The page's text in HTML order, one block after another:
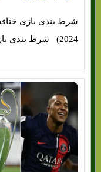
2024) شرط بندی بازی ختافه و اتلتیک بیلبائو…